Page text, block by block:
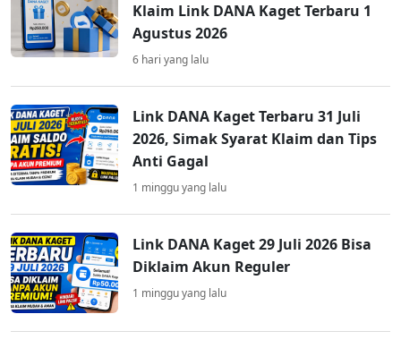
Klaim Link DANA Kaget Terbaru 1
Agustus 2026
6 hari yang lalu
Link DANA Kaget Terbaru 31 Juli
2026, Simak Syarat Klaim dan Tips
Anti Gagal
1 minggu yang lalu
Link DANA Kaget 29 Juli 2026 Bisa
Diklaim Akun Reguler
1 minggu yang lalu